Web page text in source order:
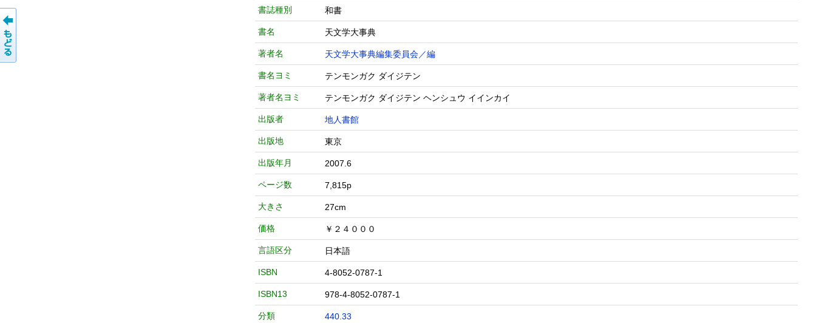
書誌種別 和書
書名 天文学大事典
著者名 天文学大事典編集委員会／編
書名ヨミ テンモンガク ダイジテン
著者名ヨミ テンモンガク ダイジテン ヘンシュウ イインカイ
出版者 地人書館
出版地 東京
出版年月 2007.6
ページ数 7,815p
大きさ 27cm
価格 ￥２４０００
言語区分 日本語
ISBN 4-8052-0787-1
ISBN13 978-4-8052-0787-1
分類 440.33